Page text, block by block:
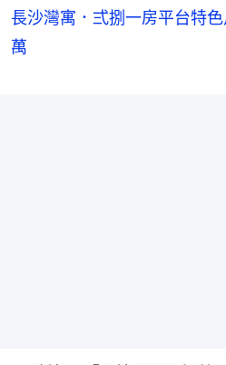
長沙灣寓．弍捌一房平台特
萬